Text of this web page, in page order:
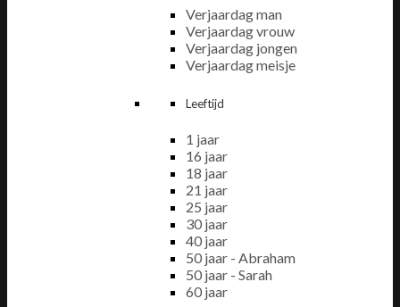
Verjaardag man
Verjaardag vrouw
Verjaardag jongen
Verjaardag meisje
Leeftijd
1 jaar
16 jaar
18 jaar
21 jaar
25 jaar
30 jaar
40 jaar
50 jaar - Abraham
50 jaar - Sarah
60 jaar